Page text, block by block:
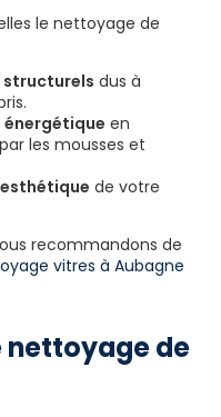
le nettoyage de
structurels dus à
en
les mousses et
de votre
recommandons de
vitres à Aubagne
nettoyage de